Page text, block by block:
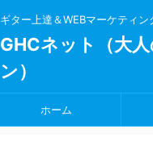
ギター上達＆WEBマーケティン
GHCネット（大
ン）
ホーム